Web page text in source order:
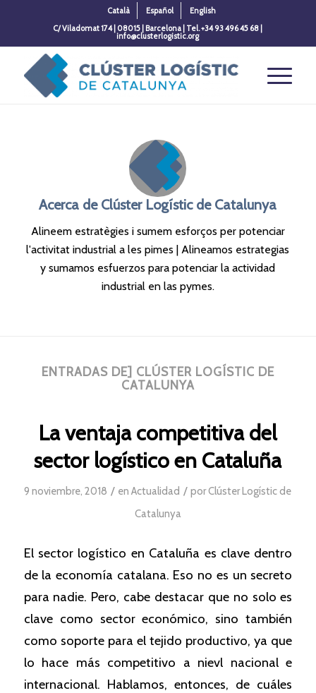
Català Español
English
C/ Viladomat 174 | 08015 | Barcelona | Tel. +34 93 496 45 68 |
info@clusterlogistic.org
Acerca de Clúster Logístic de Catalunya
Alineem estratègies i sumem esforços per potenciar
l'activitat industrial a les pimes | Alineamos estrategias
y sumamos esfuerzos para potenciar la actividad
industrial en las pymes.
ENTRADAS DE] CLÚSTER LOGÍSTIC DE
CATALUNYA
La ventaja competitiva del
sector logístico en Cataluña
9 noviembre, 2018 / enActualidad / porClúster Logístic de
Catalunya
El sector logístico en Cataluña es clave dentro
de la economía catalana. Eso no es un secreto
para nadie. Pero, cabe destacar que no solo es
clave como sector económico, sino también
como soporte para el tejido productivo, ya que
lo hace más competitivo a nievl nacional e
internacional. Hablamos, entonces, de cuáles